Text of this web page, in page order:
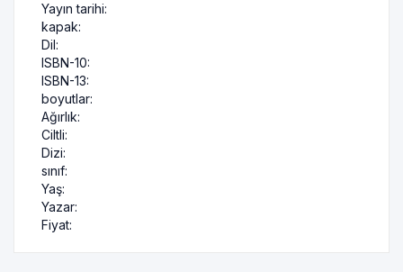
Yayın tarihi:
kapak:
Dil:
ISBN-10:
ISBN-13:
boyutlar:
Ağırlık:
Ciltli:
Dizi:
sınıf:
Yaş:
Yazar:
Fiyat: